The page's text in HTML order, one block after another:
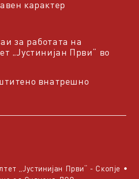
карактер
за работата на
„Јустинијан Први“ во
внатрешно
„Јустинијан Први“ - Скопје •